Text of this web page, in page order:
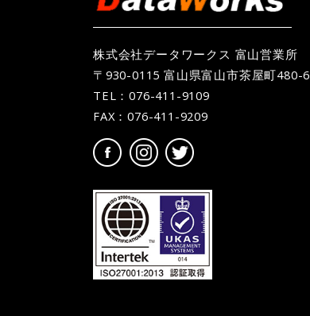
株式会社データワークス 富山営業所
〒930-0115 富山県富山市茶屋町480-6
TEL：076-411-9109
FAX：076-411-9209